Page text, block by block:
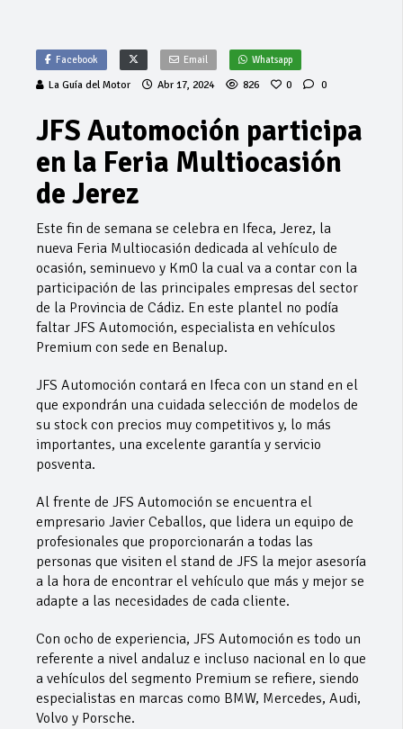
Facebook Email Whatsapp
La Guía del Motor Abr 17, 2024 826 0 0
JFS Automoción participa
en la Feria Multiocasión
de Jerez
Este fin de semana se celebra en Ifeca, Jerez, la
nueva Feria Multiocasión dedicada al vehículo de
ocasión, seminuevo y Km0 la cual va a contar con la
participación de las principales empresas del sector
de la Provincia de Cádiz. En este plantel no podía
faltar JFS Automoción, especialista en vehículos
Premium con sede en Benalup.
JFS Automoción contará en Ifeca con un stand en el
que expondrán una cuidada selección de modelos de
su stock con precios muy competitivos y, lo más
importantes, una excelente garantía y servicio
posventa.
Al frente de JFS Automoción se encuentra el
empresario Javier Ceballos, que lidera un equipo de
profesionales que proporcionarán a todas las
personas que visiten el stand de JFS la mejor asesoría
a la hora de encontrar el vehículo que más y mejor se
adapte a las necesidades de cada cliente.
Con ocho de experiencia, JFS Automoción es todo un
referente a nivel andaluz e incluso nacional en lo que
a vehículos del segmento Premium se refiere, siendo
especialistas en marcas como BMW, Mercedes, Audi,
Volvo y Porsche.